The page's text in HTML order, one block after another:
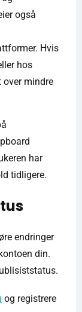
også
Hvis
hos
over mindre
har
tidligere.
endringer
din.
og registrere